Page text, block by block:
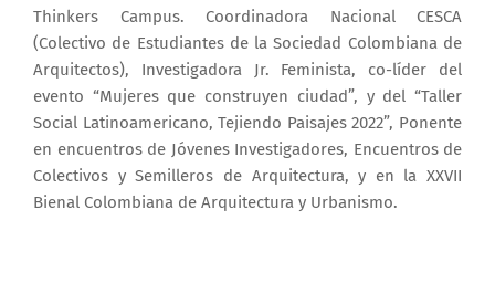
Thinkers Campus. Coordinadora Nacional CESCA
(Colectivo de Estudiantes de la Sociedad Colombiana de
Arquitectos), Investigadora Jr. Feminista, co-líder del
evento “Mujeres que construyen ciudad”, y del “Taller
Social Latinoamericano, Tejiendo Paisajes 2022”, Ponente
en encuentros de Jóvenes Investigadores, Encuentros de
Colectivos y Semilleros de Arquitectura, y en la XXVII
Bienal Colombiana de Arquitectura y Urbanismo.